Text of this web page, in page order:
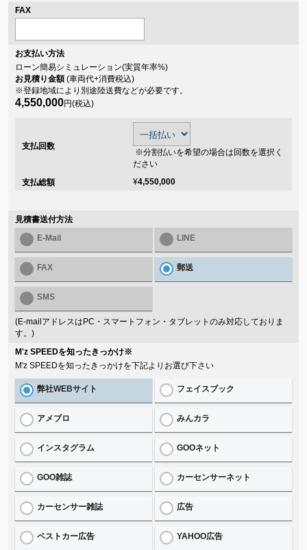
FAX
お支払い方法
ローン簡易シミュレーション(実質年率%)
お見積り金額(車両代+消費税込)
※登録地域により別途陸送費などが必要です。
4,550,000円(税込)
支払回数
※分割払いを希望の場合は回数を選択く
ださい
支払総額
¥4,550,000
見積書送付方法
E-Mail
LINE
FAX 郵送
SMS
(E-mailアドレスはPC・スマートフォン・タブレットのみ対応しておりま
す。)
M'z SPEEDを知ったきっかけ※
M'z SPEEDを知ったきっかけを下記よりお選び下さい
弊社WEBサイト フェイスブック
アメブロ みんカラ
インスタグラム GOOネット
GOO雑誌 カーセンサーネット
カーセンサー雑誌 広告
ベストカー広告 YAHOO広告